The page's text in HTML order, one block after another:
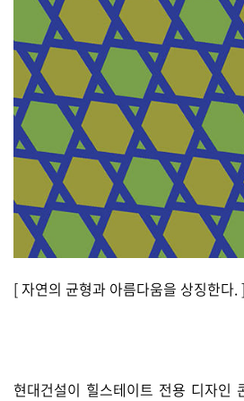
[ 자연의 균형과 아름다움을 상징한다. ]
현대건설이 힐스테이트 전용 디자인